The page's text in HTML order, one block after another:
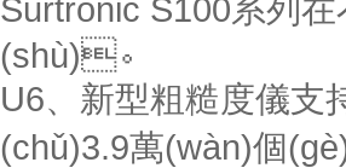
Surtronic S100系列
(shù)。
U6、新型粗糙度儀支持
(chǔ)3.9萬(wàn)個